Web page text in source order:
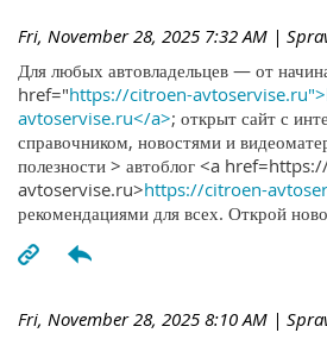
Fri, November 28, 2025 7:32 AM |
Для любых автовладельцев — от
href="https://citroen-
avtoservise.ru</a>; открыт сайт с
справочником, новостями и
полезности > автоблог <a
avtoservise.ru>https://citroen-
рекомендациями для всех. Открой
Fri, November 28, 2025 8:10 AM |